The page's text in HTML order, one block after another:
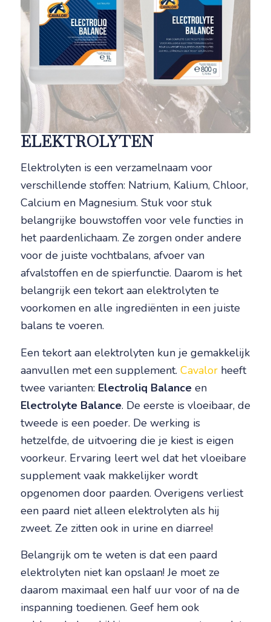
ELEKTROLYTEN
Elektrolyten is een verzamelnaam voor
verschillende stoffen: Natrium, Kalium, Chloor,
Calcium en Magnesium. Stuk voor stuk
belangrijke bouwstoffen voor vele functies in
het paardenlichaam. Ze zorgen onder andere
voor de juiste vochtbalans, afvoer van
afvalstoffen en de spierfunctie. Daarom is het
belangrijk een tekort aan elektrolyten te
voorkomen en alle ingrediënten in een juiste
balans te voeren.
Een tekort aan elektrolyten kun je gemakkelijk
aanvullen met een supplement. Cavalor heeft
twee varianten: Electroliq Balanceen
Electrolyte Balance. De eerste is vloeibaar, de
tweede is een poeder. De werking is
hetzelfde, de uitvoering die je kiest is eigen
voorkeur. Ervaring leert wel dat het vloeibare
supplement vaak makkelijker wordt
opgenomen door paarden. Overigens verliest
een paard niet alleen elektrolyten als hij
zweet. Ze zitten ook in urine en diarree!
Belangrijk om te weten is dat een paard
elektrolyten niet kan opslaan! Je moet ze
daarom maximaal een half uur voor of na de
inspanning toedienen. Geef hem ook